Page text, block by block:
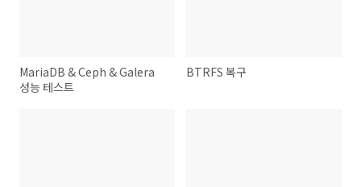
MariaDB & Ceph & Galera
성능 테스트
BTRFS 복구